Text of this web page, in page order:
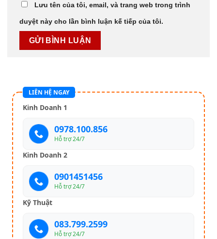
Lưu tên của tôi, email, và trang web trong trình
duyệt này cho lần bình luận kế tiếp của tôi.
LIÊN HỆ NGAY
Kinh Doanh 1
0978.100.856
Hỗ trợ 24/7
Kinh Doanh 2
0901451456
Hỗ trợ 24/7
Kỹ Thuật
083.799.2599
Hỗ trợ 24/7